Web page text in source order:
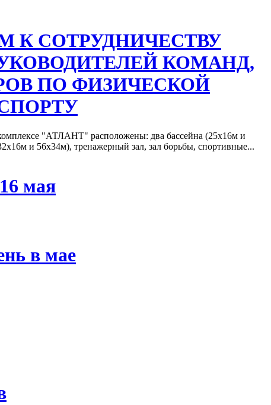
К СОТРУДНИЧЕСТВУ
КОМАНД,
ПО ФИЗИЧЕСКОЙ
"АТЛАНТ" расположены: два бассейна (25х16м и
и 56х34м), тренажерный зал, зал борьбы, спортивные...
мая
в мае